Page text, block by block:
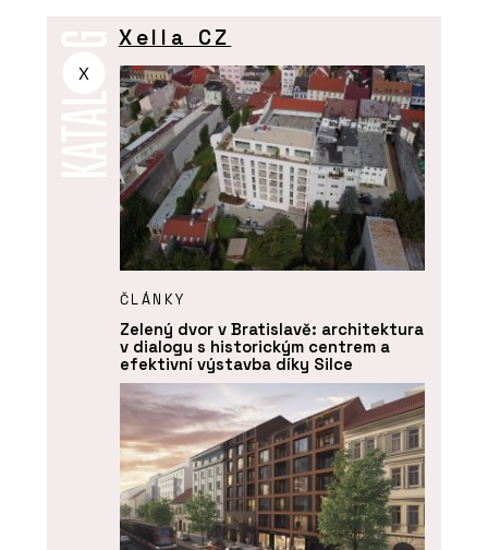
X
Xella CZ
ČLÁNKY
Zelený dvor v Bratislavě: architektura
v dialogu s historickým centrem a
efektivní výstavba díky Silce